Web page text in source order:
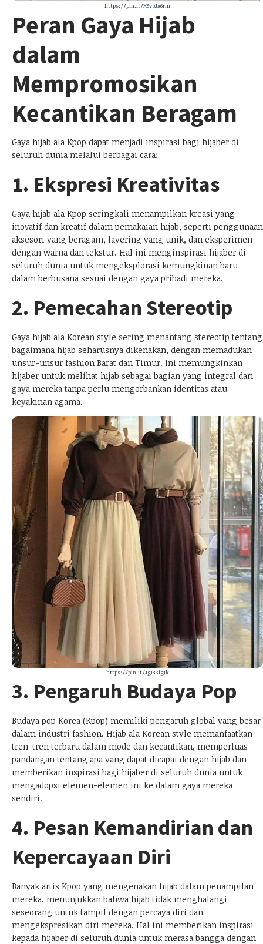
https://pin.it/X8vtdx6rm
Peran Gaya Hijab
dalam
Mempromosikan
Kecantikan Beragam
Gaya hijab ala Kpop dapat menjadi inspirasi bagi hijaber di
seluruh dunia melalui berbagai cara:
1. Ekspresi Kreativitas
Gaya hijab ala Kpop seringkali menampilkan kreasi yang
inovatif dan kreatif dalam pemakaian hijab, seperti penggunaan
aksesori yang beragam, layering yang unik, dan eksperimen
dengan warna dan tekstur. Hal ini menginspirasi hijaber di
seluruh dunia untuk mengeksplorasi kemungkinan baru
dalam berbusana sesuai dengan gaya pribadi mereka.
2. Pemecahan Stereotip
Gaya hijab ala Korean style sering menantang stereotip tentang
bagaimana hijab seharusnya dikenakan, dengan memadukan
unsur-unsur fashion Barat dan Timur. Ini memungkinkan
hijaber untuk melihat hijab sebagai bagian yang integral dari
gaya mereka tanpa perlu mengorbankan identitas atau
keyakinan agama.
https://pin.it/JgI8KigIk
3. Pengaruh Budaya Pop
Budaya pop Korea (Kpop) memiliki pengaruh global yang besar
dalam industri fashion. Hijab ala Korean style memanfaatkan
tren-tren terbaru dalam mode dan kecantikan, memperluas
pandangan tentang apa yang dapat dicapai dengan hijab dan
memberikan inspirasi bagi hijaber di seluruh dunia untuk
mengadopsi elemen-elemen ini ke dalam gaya mereka
sendiri.
4. Pesan Kemandirian dan
Kepercayaan Diri
Banyak artis Kpop yang mengenakan hijab dalam penampilan
mereka, menunjukkan bahwa hijab tidak menghalangi
seseorang untuk tampil dengan percaya diri dan
mengekspresikan diri mereka. Hal ini memberikan inspirasi
kepada hijaber di seluruh dunia untuk merasa bangga dengan